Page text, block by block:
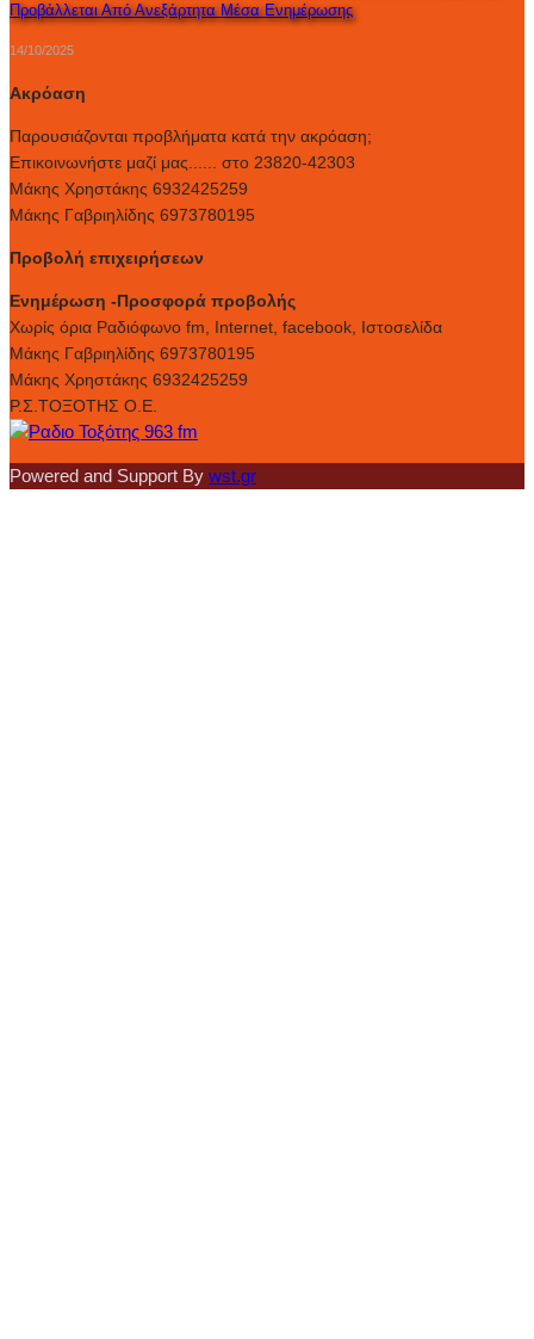
Προβάλλεται Από Ανεξάρτητα Μέσα Ενημέρωσης
14/10/2025
Ακρόαση
Παρουσιάζονται προβλήματα κατά την ακρόαση;
Επικοινωνήστε μαζί μας...... στο 23820-42303
Μάκης Χρηστάκης 6932425259
Μάκης Γαβριηλίδης 6973780195
Προβολή επιχειρήσεων
Ενημέρωση -Προσφορά προβολής
Xωρίς όρια Ραδιόφωνο fm, Internet, facebook, Ιστοσελίδα
Μάκης Γαβριηλίδης 6973780195
Μάκης Χρηστάκης 6932425259
Ρ.Σ.ΤΟΞΟΤΗΣ Ο.Ε.
Powered and Support By wst.gr